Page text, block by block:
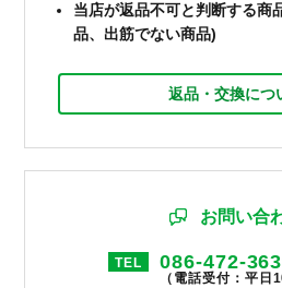
当店が返品不可と判断する商
品、出筋でない商品)
返品・交換につ
お問い合
TEL 086-472-
（電話受付：平日